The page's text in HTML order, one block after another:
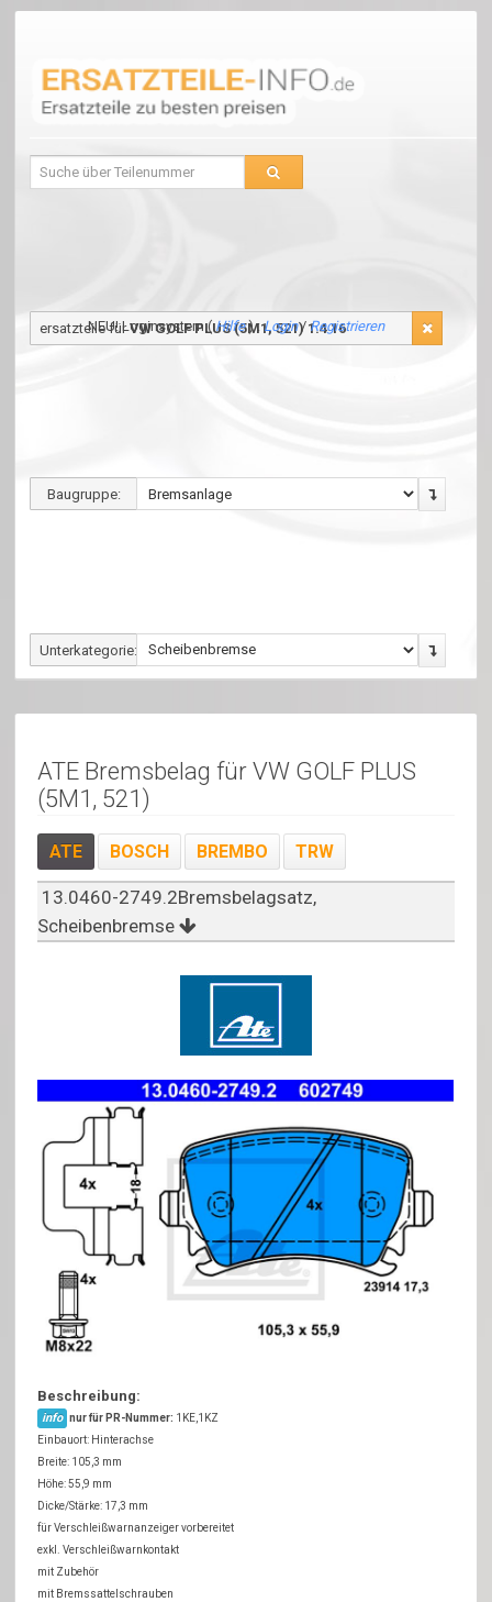
NEU! Loginsystem (Hilfe) :Login/Registrieren
ersatzteile fürVW GOLF PLUS (5M1, 521) 1.4 16
Baugruppe:
Unterkategorie:
ATE Bremsbelag für VW GOLF PLUS
(5M1, 521)
ATE BOSCH BREMBO TRW
13.0460-2749.2Bremsbelagsatz,
Scheibenbremse
Beschreibung:
info nur für PR-Nummer: 1KE,1KZ
Einbauort: Hinterachse
Breite: 105,3 mm
Höhe: 55,9 mm
Dicke/Stärke: 17,3 mm
für Verschleißwarnanzeiger vorbereitet
exkl. Verschleißwarnkontakt
mit Zubehör
mit Bremssattelschrauben